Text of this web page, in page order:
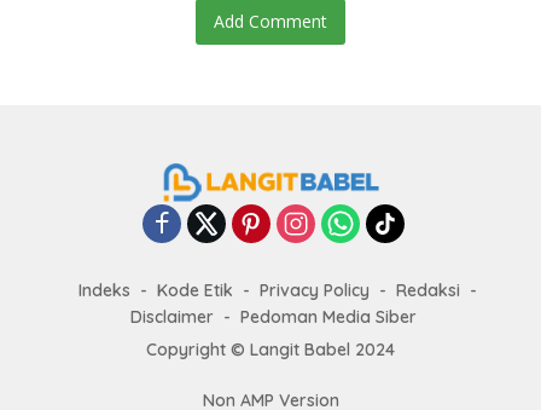
Add Comment
Indeks Kode Etik Privacy Policy
Redaksi
Disclaimer
Pedoman Media Siber
Copyright © Langit Babel 2024
Non AMP Version